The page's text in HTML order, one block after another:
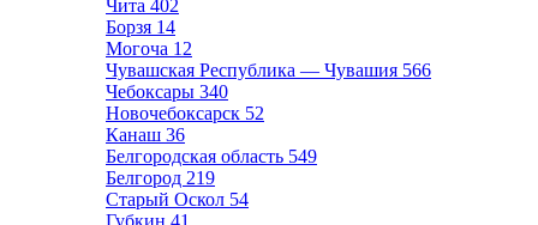
Чита 402
Борзя 14
Могоча 12
Чувашская Республика — Чувашия 566
Чебоксары 340
Новочебоксарск 52
Канаш 36
Белгородская область 549
Белгород 219
Старый Оскол 54
Губкин 41